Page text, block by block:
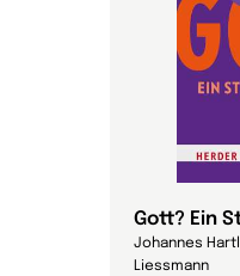
Gott? Ein
Johannes
Liessmann